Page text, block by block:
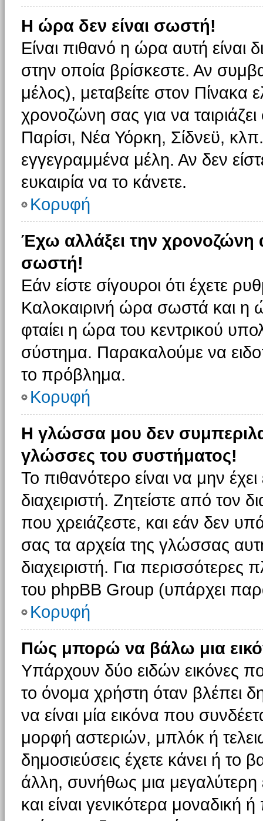
Η ώρα δεν είναι σωστή!
Είναι πιθανό η ώρα αυτή είναι
στην οποία βρίσκεστε. Αν
μέλος), μεταβείτε στον Πίνακα
χρονοζώνη σας για να
Παρίσι, Νέα Υόρκη, Σίδνεϋ,
εγγεγραμμένα μέλη. Αν δεν
ευκαιρία να το κάνετε.
Κορυφή
Έχω αλλάξει την χρονοζώνη
σωστή!
Εάν είστε σίγουροι ότι έχετε
Καλοκαιρινή ώρα σωστά και η
φταίει η ώρα του κεντρικού
σύστημα. Παρακαλούμε να
το πρόβλημα.
Κορυφή
Η γλώσσα μου δεν
γλώσσες του συστήματος!
Το πιθανότερο είναι να μην
διαχειριστή. Ζητείστε από τον
που χρειάζεστε, και εάν δεν
σας τα αρχεία της γλώσσας
διαχειριστή. Για περισσότερες
του phpBB Group (υπάρχει
Κορυφή
Πώς μπορώ να βάλω μια
Υπάρχουν δύο ειδών εικόνες
το όνομα χρήστη όταν βλέπει
να είναι μία εικόνα που
μορφή αστεριών, μπλόκ ή
δημοσιεύσεις έχετε κάνει ή
άλλη, συνήθως μια
και είναι γενικότερα